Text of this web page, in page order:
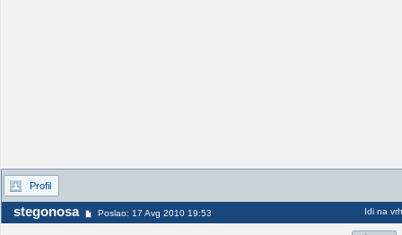
Profil
stegonosa Poslao: 17 Avg 2010 19:53 Idi na vrh